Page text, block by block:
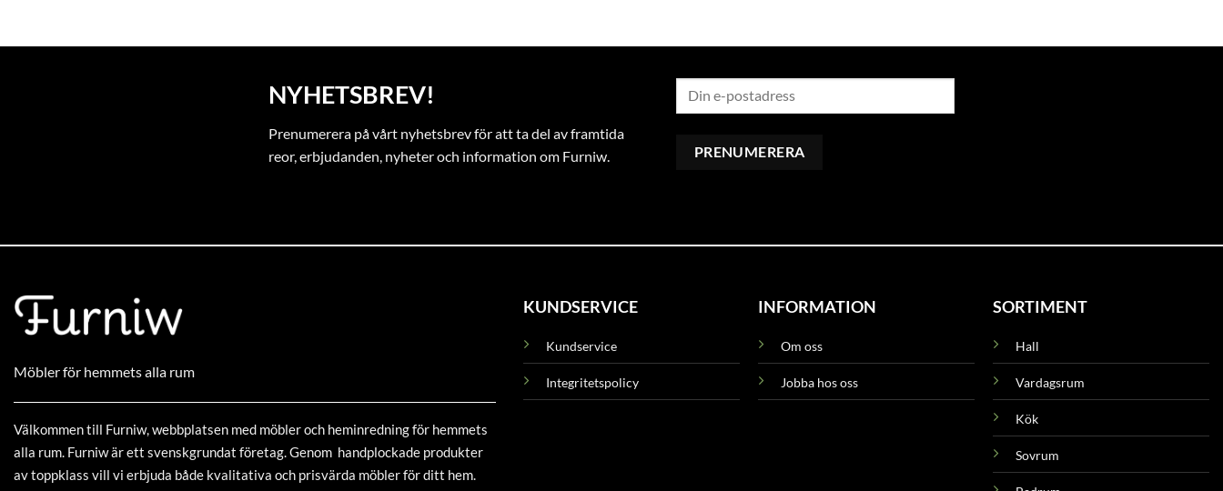
NYHETSBREV!
Prenumerera på vårt nyhetsbrev för att ta del av framtida
reor, erbjudanden, nyheter och information om Furniw.
Möbler för hemmets alla rum
Välkommen till Furniw, webbplatsen med möbler och heminredning för hemmets
alla rum. Furniw är ett svenskgrundat företag. Genom handplockade produkter
av toppklass vill vi erbjuda både kvalitativa och prisvärda möbler för ditt hem.
KUNDSERVICE
Kundservice
Integritetspolicy
INFORMATION
Om oss
Jobba hos oss
SORTIMENT
Hall
Vardagsrum
Kök
Sovrum